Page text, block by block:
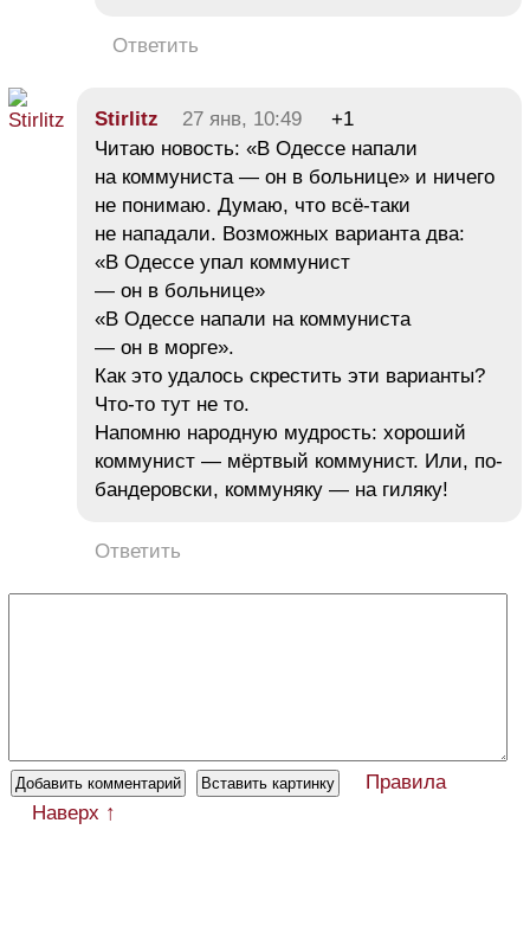
Ответить
Stirlitz 27 янв, 10:49
+1
Читаю новость: «В Одессе напали
на коммуниста — он в больнице» и ничего
не понимаю. Думаю, что всё-таки
не нападали. Возможных варианта два:
«В Одессе упал коммунист
— он в больнице»
«В Одессе напали на коммуниста
— он в морге».
Как это удалось скрестить эти варианты?
Что-то тут не то.
Напомню народную мудрость: хороший
коммунист — мёртвый коммунист. Или, по-
бандеровски, коммуняку — на гиляку!
Ответить
Правила
Наверх ↑